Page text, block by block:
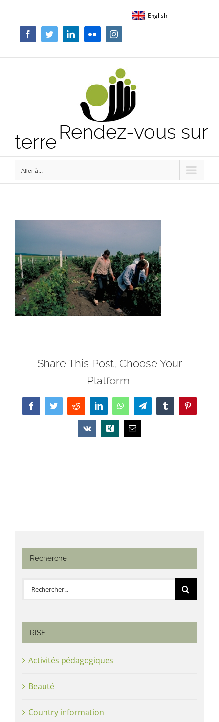
contenu
English
FacebookTwitterLinkedInFlickr Instagram
Rendez-vous sur
terre
Aller à...
Share This Post, Choose Your
Platform!
FacebookTwitterReddit LinkedInWhatsAppTelegramTumblrPinterest
Vk Xing Email
Recherche
Rechercher:
RISE
Activités pédagogiques
Beauté
Country information